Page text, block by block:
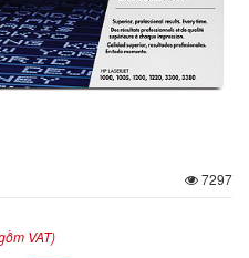
7297
VAT)